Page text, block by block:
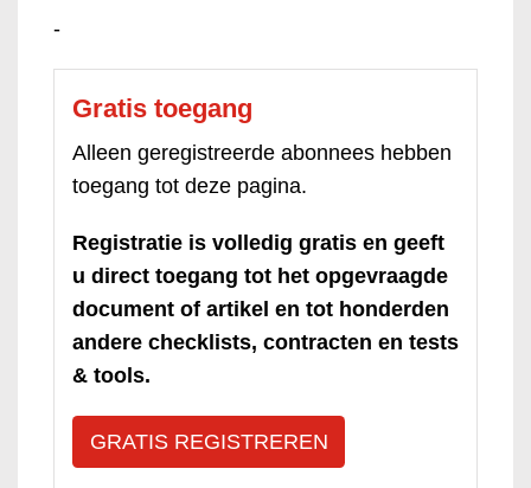
-
Gratis toegang
Alleen geregistreerde abonnees hebben
toegang tot deze pagina.
Registratie is volledig gratis en geeft
u direct toegang tot het opgevraagde
document of artikel en tot honderden
andere checklists, contracten en tests
& tools.
GRATIS REGISTREREN